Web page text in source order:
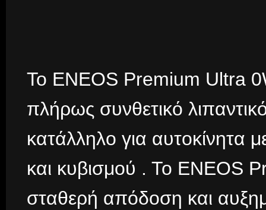
To ENEOS Premium Ultra
πλήρως συνθετικό
κατάλληλο για αυτοκίνητα
και κυβισμού . Το ENEOS
σταθερή απόδοση και